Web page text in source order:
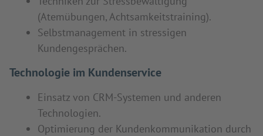
(Atemübungen, Achtsamkeitstraining).
Selbstmanagement in stressigen
Kundengesprächen.
Technologie im Kundenservice
Einsatz von CRM-Systemen und anderen
Technologien.
Optimierung der Kundenkommunikation durch